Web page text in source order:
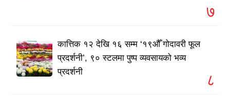
७
कात्तिक १२ देखि १६ सम्म ‘१९औँ गोदावरी फूल
प्रदर्शनी’, ९० स्टलमा पुष्प व्यवसायको भव्य
प्रदर्शनी
८